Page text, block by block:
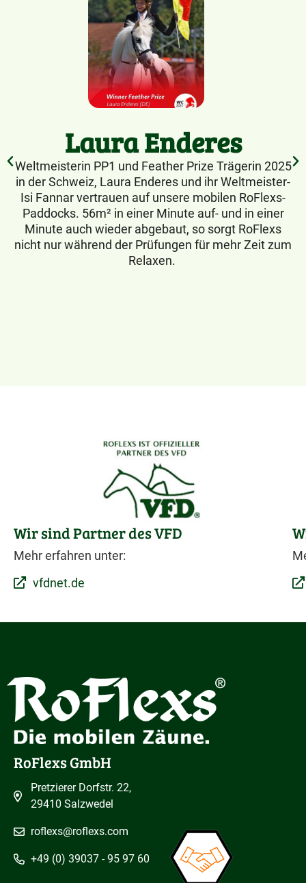
Weltmeisterin PP1 und Feather Prize Trägerin 2025
in der Schweiz, Laura Enderes und ihr Weltmeister-
Isi Fannar vertrauen auf unsere mobilen RoFlexs-
Paddocks. 56m² in einer Minute auf- und in einer
Minute auch wieder abgebaut, so sorgt RoFlexs
nicht nur während der Prüfungen für mehr Zeit zum
Relaxen.
Laura Enderes
Wir sind Partner des VFD
Mehr erfahren unter:
vfdnet.de
RoFlexs GmbH
Pretzierer Dorfstr. 22,
29410 Salzwedel
roflexs@roflexs.com
+49 (0) 39037 - 95 97 60